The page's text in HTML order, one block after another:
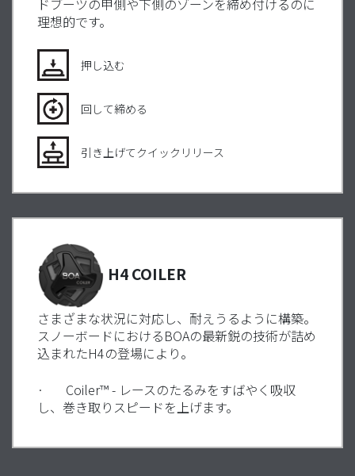
ドブーツの甲側や下側のゾーンを締め付けるのに
理想的です。
押し込む
回して締める
引き上げてクイックリリース
H4 COILER
さまざまな状況に対応し、耐えうるように構築。
スノーボードにおけるBOAの最新鋭の技術が詰め
込まれたH4の登場により。
·
Coiler™ - レースのたるみをすばやく吸収
し、巻き取りスピードを上げます。